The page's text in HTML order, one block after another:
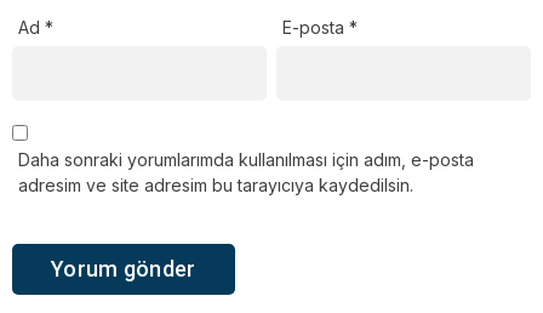
Ad * E-posta*
Daha sonraki yorumlarımda kullanılması için adım, e-posta
adresim ve site adresim bu tarayıcıya kaydedilsin.